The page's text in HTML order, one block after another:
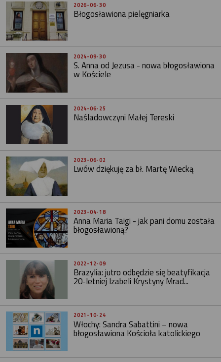
2026-06-30
Błogosławiona pielęgniarka
2024-09-30
S. Anna od Jezusa - nowa błogosławiona
w Kościele
2024-06-25
Naśladowczyni Małej Tereski
2023-06-02
Lwów dziękuję za bł. Martę Wiecką
2023-04-18
Anna Maria Taigi - jak pani domu została
błogosławioną?
2022-12-09
Brazylia: jutro odbędzie się beatyfikacja
20-letniej Izabeli Krystyny Mrad...
2021-10-24
Włochy: Sandra Sabattini – nowa
błogosławiona Kościoła katolickiego